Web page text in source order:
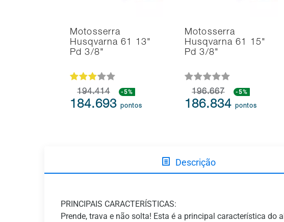
Motosserra
Husqvarna 61 13"
Pd 3/8"
194.414 -5%
184.693pontos
Motosserra
Husqvarna 61 15"
Pd 3/8"
196.667 -5%
186.834pontos
Descrição
PRINCIPAIS CARACTERÍSTICAS:
Prende, trava e não solta! Esta é a principal característica